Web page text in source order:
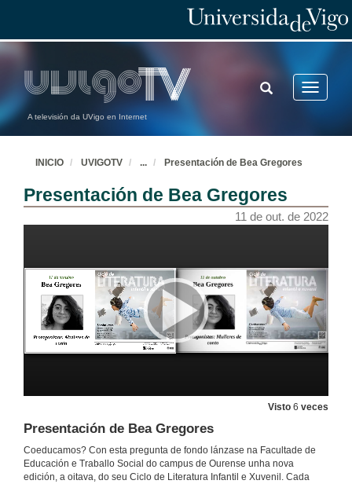
A televisión da UVigo en Internet
Toggle
TOGGLE
SEARCH
INICIO UVIGOTV ... Presentación de Bea Gregores
Presentación de Bea Gregores
11 de out. de 2022
Visto 6 veces
Presentación de Bea Gregores
Coeducamos? Con esta pregunta de fondo lánzase na Facultade de
Educación e Traballo Social do campus de Ourense unha nova
edición, a oitava, do seu Ciclo de Literatura Infantil e Xuvenil. Cada